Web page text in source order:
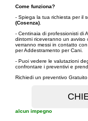
Come funziona?
- Spiega la tua richiesta per il
(Cosenza)
- Centinaia di professionisti di
dintorni riceveranno un avviso
verranno messi in contatto
per Addestramento per Cani.
- Puoi vedere le valutazioni
confrontare i preventivi e
Richiedi un preventivo
alcun impegno